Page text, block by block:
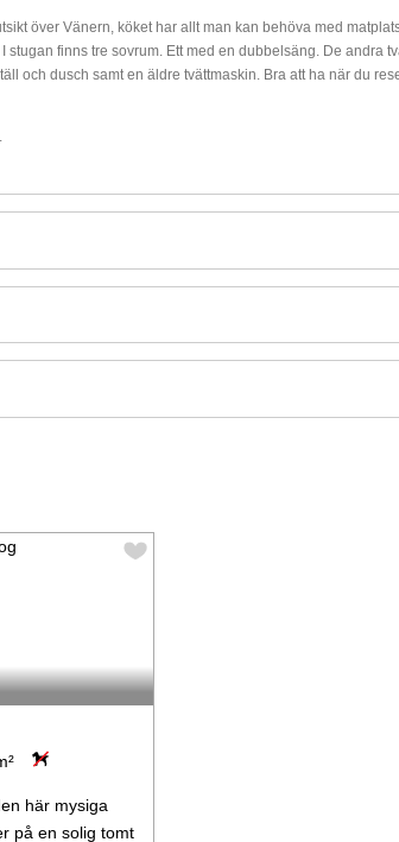
över Vänern, köket har allt man kan behöva med
finns tre sovrum. Ett med en dubbelsäng. De andra
och dusch samt en äldre tvättmaskin. Bra att ha när du
här mysiga
på en solig tomt